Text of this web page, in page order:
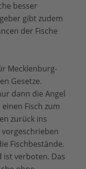
besser
gibt zudem
der Fische
Mecklenburg-
Gesetze.
dann die Angel
Fisch zum
zurück ins
vorgeschrieben
Fischbestände.
ist verboten. Das